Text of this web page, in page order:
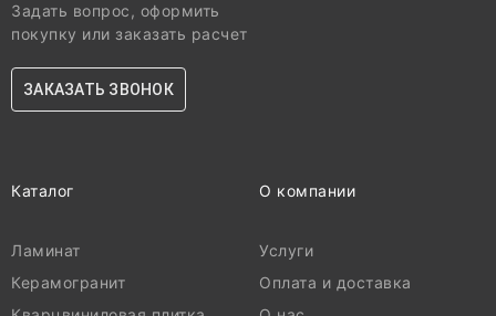
Задать вопрос, оформить
покупку или заказать расчет
ЗАКАЗАТЬ ЗВОНОК
Каталог
Ламинат
Керамогранит
О компании
Услуги
Оплата и доставка